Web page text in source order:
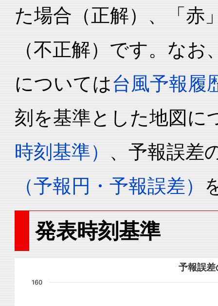
た場合（正解）、「赤
（不正解）です。な
については台風予報履
刻を基準とした地図に
時刻基準） 、予報誤差
（予報円・予報誤差）
発表時刻基準
予報誤
160